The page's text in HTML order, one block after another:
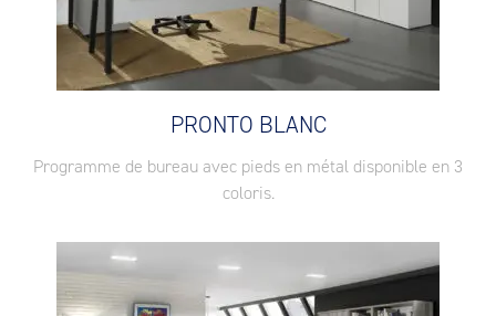
PRONTO BLANC
Programme de bureau avec pieds en métal disponible en 3
coloris.